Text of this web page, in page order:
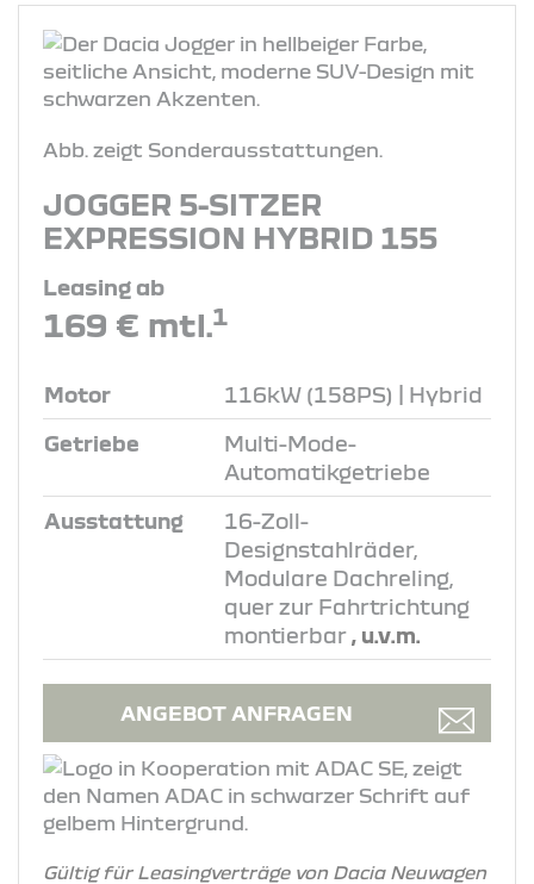
Abb. zeigt Sonderausstattungen.
JOGGER 5-SITZER
EXPRESSION HYBRID 155
Leasing ab
169 € mtl.1
Motor 116kW (158PS) | Hybrid
Getriebe
Multi-Mode-
Automatikgetriebe
Ausstattung
16-Zoll-
Designstahlräder,
Modulare Dachreling,
quer zur Fahrtrichtung
montierbar , u.v.m.
ANGEBOT ANFRAGEN
Gültig für Leasingverträge von Dacia Neuwagen